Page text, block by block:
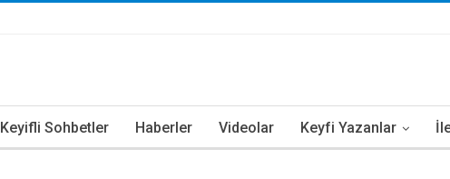
Keyifli Sohbetler Haberler Videolar Keyfi Yazanlar